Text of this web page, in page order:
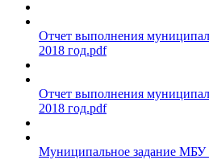
Отчет выполнения
2018 год.pdf
Отчет выполнения
2018 год.pdf
Муниципальное задание